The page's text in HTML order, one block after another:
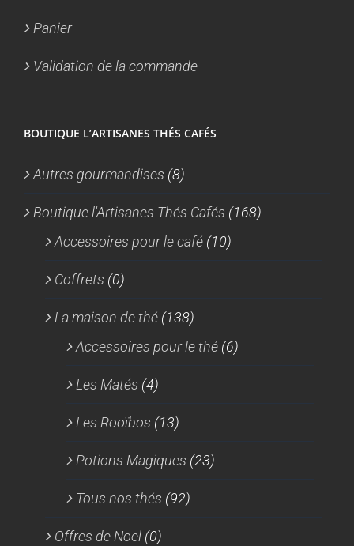
Panier
Validation de la commande
BOUTIQUE L’ARTISANES THÉS CAFÉS
Autres gourmandises (8)
Boutique l'Artisanes Thés Cafés (168)
Accessoires pour le café (10)
Coffrets (0)
La maison de thé (138)
Accessoires pour le thé (6)
Les Matés (4)
Les Rooïbos (13)
Potions Magiques (23)
Tous nos thés (92)
Offres de Noel (0)